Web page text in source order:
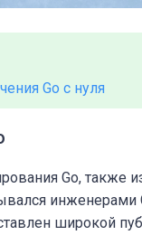
Go с нуля
Go, также
инженерами
широкой